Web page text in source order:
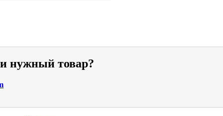
нужный товар?